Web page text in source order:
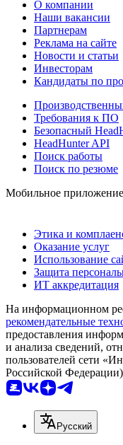
О компании
Наши вакансии
Партнерам
Реклама на сайте
Новости и статьи
Инвесторам
Кандидаты по
Требования к ПО
Безопасный
HeadHunter API
Поиск работы
Поиск по резюме
Мобильное приложение
Этика и
Оказание услуг
Использование
Защита
ИТ аккредитация
На информационном
рекомендательные
предоставления
и анализа сведений,
пользователей сети
Российской Федерации)
Русский